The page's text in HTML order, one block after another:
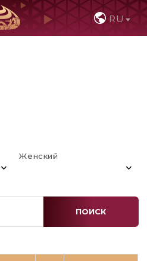
RU
Женский
ПОИСК